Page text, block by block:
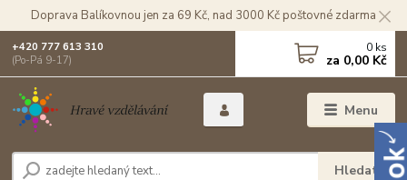
Doprava Balíkovnou jen za 69 Kč, nad 3000 Kč poštovné zdarma
Menu
Hledat
+420 777 613 310
(Po-Pá 9-17)
0 ks
za 0,00 Kč